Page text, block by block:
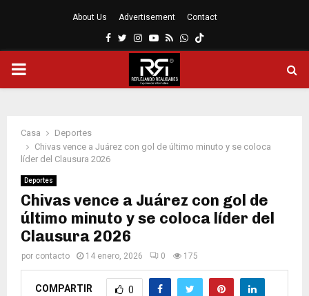
About Us Advertisement Contact
Facebook
Twitter
Instagram
Youtube
RssWhatsapp
MENÚ
Casa
Deportes
Chivas vence a Juárez con gol de último minuto y se coloca
líder del Clausura 2026
Deportes
Chivas vence a Juárez con gol de
último minuto y se coloca líder del
Clausura 2026
por contacto 14 enero, 2026 0 175
COMPARTIR 0